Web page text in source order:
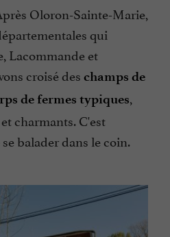
Oloron-Sainte-Marie,
qui
Lacommande et
croisé des champs de
de fermes typiques,
charmants. C'est
balader dans le coin.